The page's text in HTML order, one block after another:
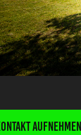
aufnehmen